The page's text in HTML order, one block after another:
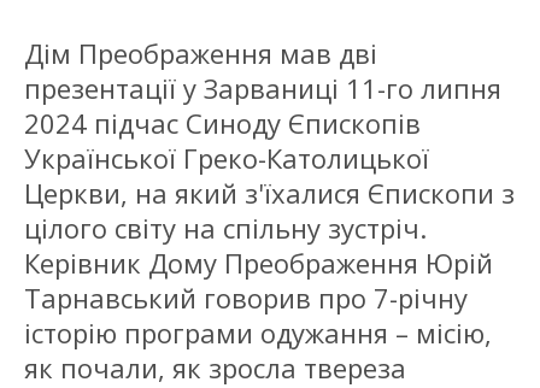
Дім Преображення мав дві
презентації у Зарваниці 11-го липня
2024 підчас Синоду Єпископів
Української Греко-Католицької
Церкви, на який з'їхалися Єпископи з
цілого світу на спільну зустріч.
Керівник Дому Преображення Юрій
Тарнавський говорив про 7-річну
історію програми одужання – місію,
як почали, як зросла твереза